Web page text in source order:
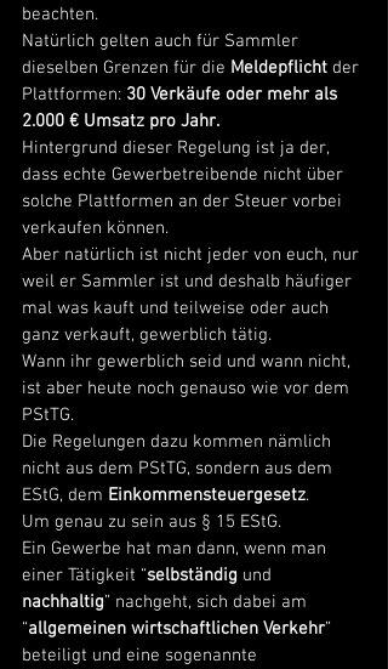
beachten.
Natürlich gelten auch für Sammler
dieselben Grenzen für die Meldepflicht der
Plattformen: 30 Verkäufe oder mehr als
2.000 € Umsatz pro Jahr.
Hintergrund dieser Regelung ist ja der,
dass echte Gewerbetreibende nicht über
solche Plattformen an der Steuer vorbei
verkaufen können.
Aber natürlich ist nicht jeder von euch, nur
weil er Sammler ist und deshalb häufiger
mal was kauft und teilweise oder auch
ganz verkauft, gewerblich tätig.
Wann ihr gewerblich seid und wann nicht,
ist aber heute noch genauso wie vor dem
PStTG.
Die Regelungen dazu kommen nämlich
nicht aus dem PStTG, sondern aus dem
EStG, dem Einkommensteuergesetz.
Um genau zu sein aus § 15 EStG.
Ein Gewerbe hat man dann, wenn man
einer Tätigkeit “selbständig und
nachhaltig” nachgeht, sich dabei am
“allgemeinen wirtschaftlichen Verkehr”
beteiligt und eine sogenannte